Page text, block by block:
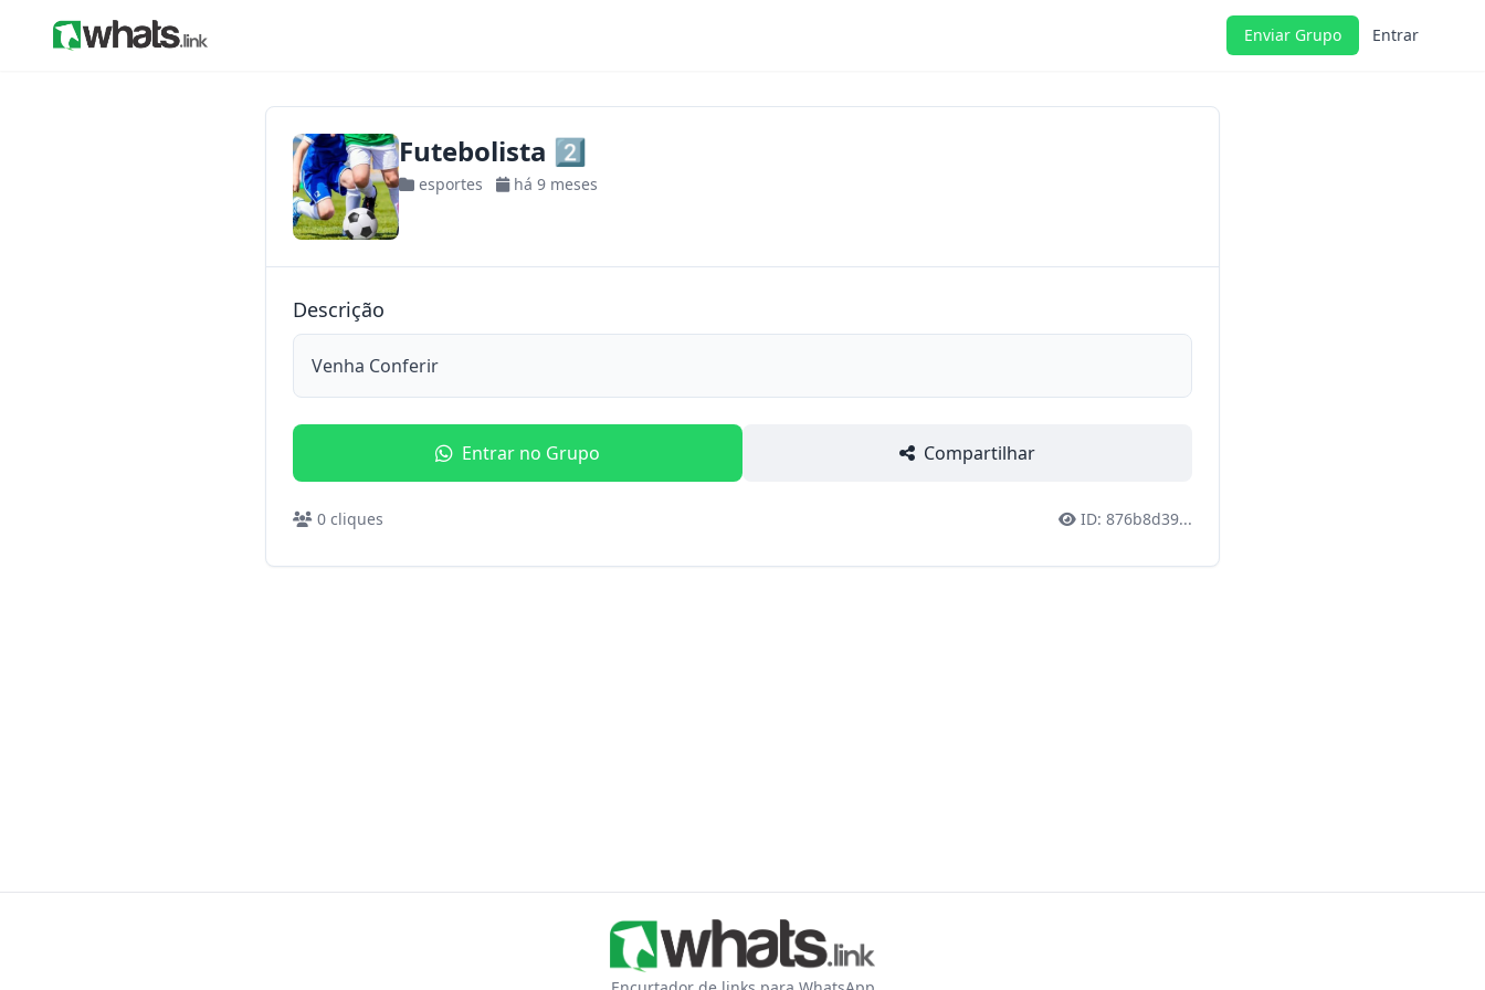
Enviar Grupo Entrar
Futebolista 2️⃣
esportes há 9 meses
Descrição
Venha Conferir
Entrar no Grupo Compartilhar
0 cliques ID: 876b8d39...